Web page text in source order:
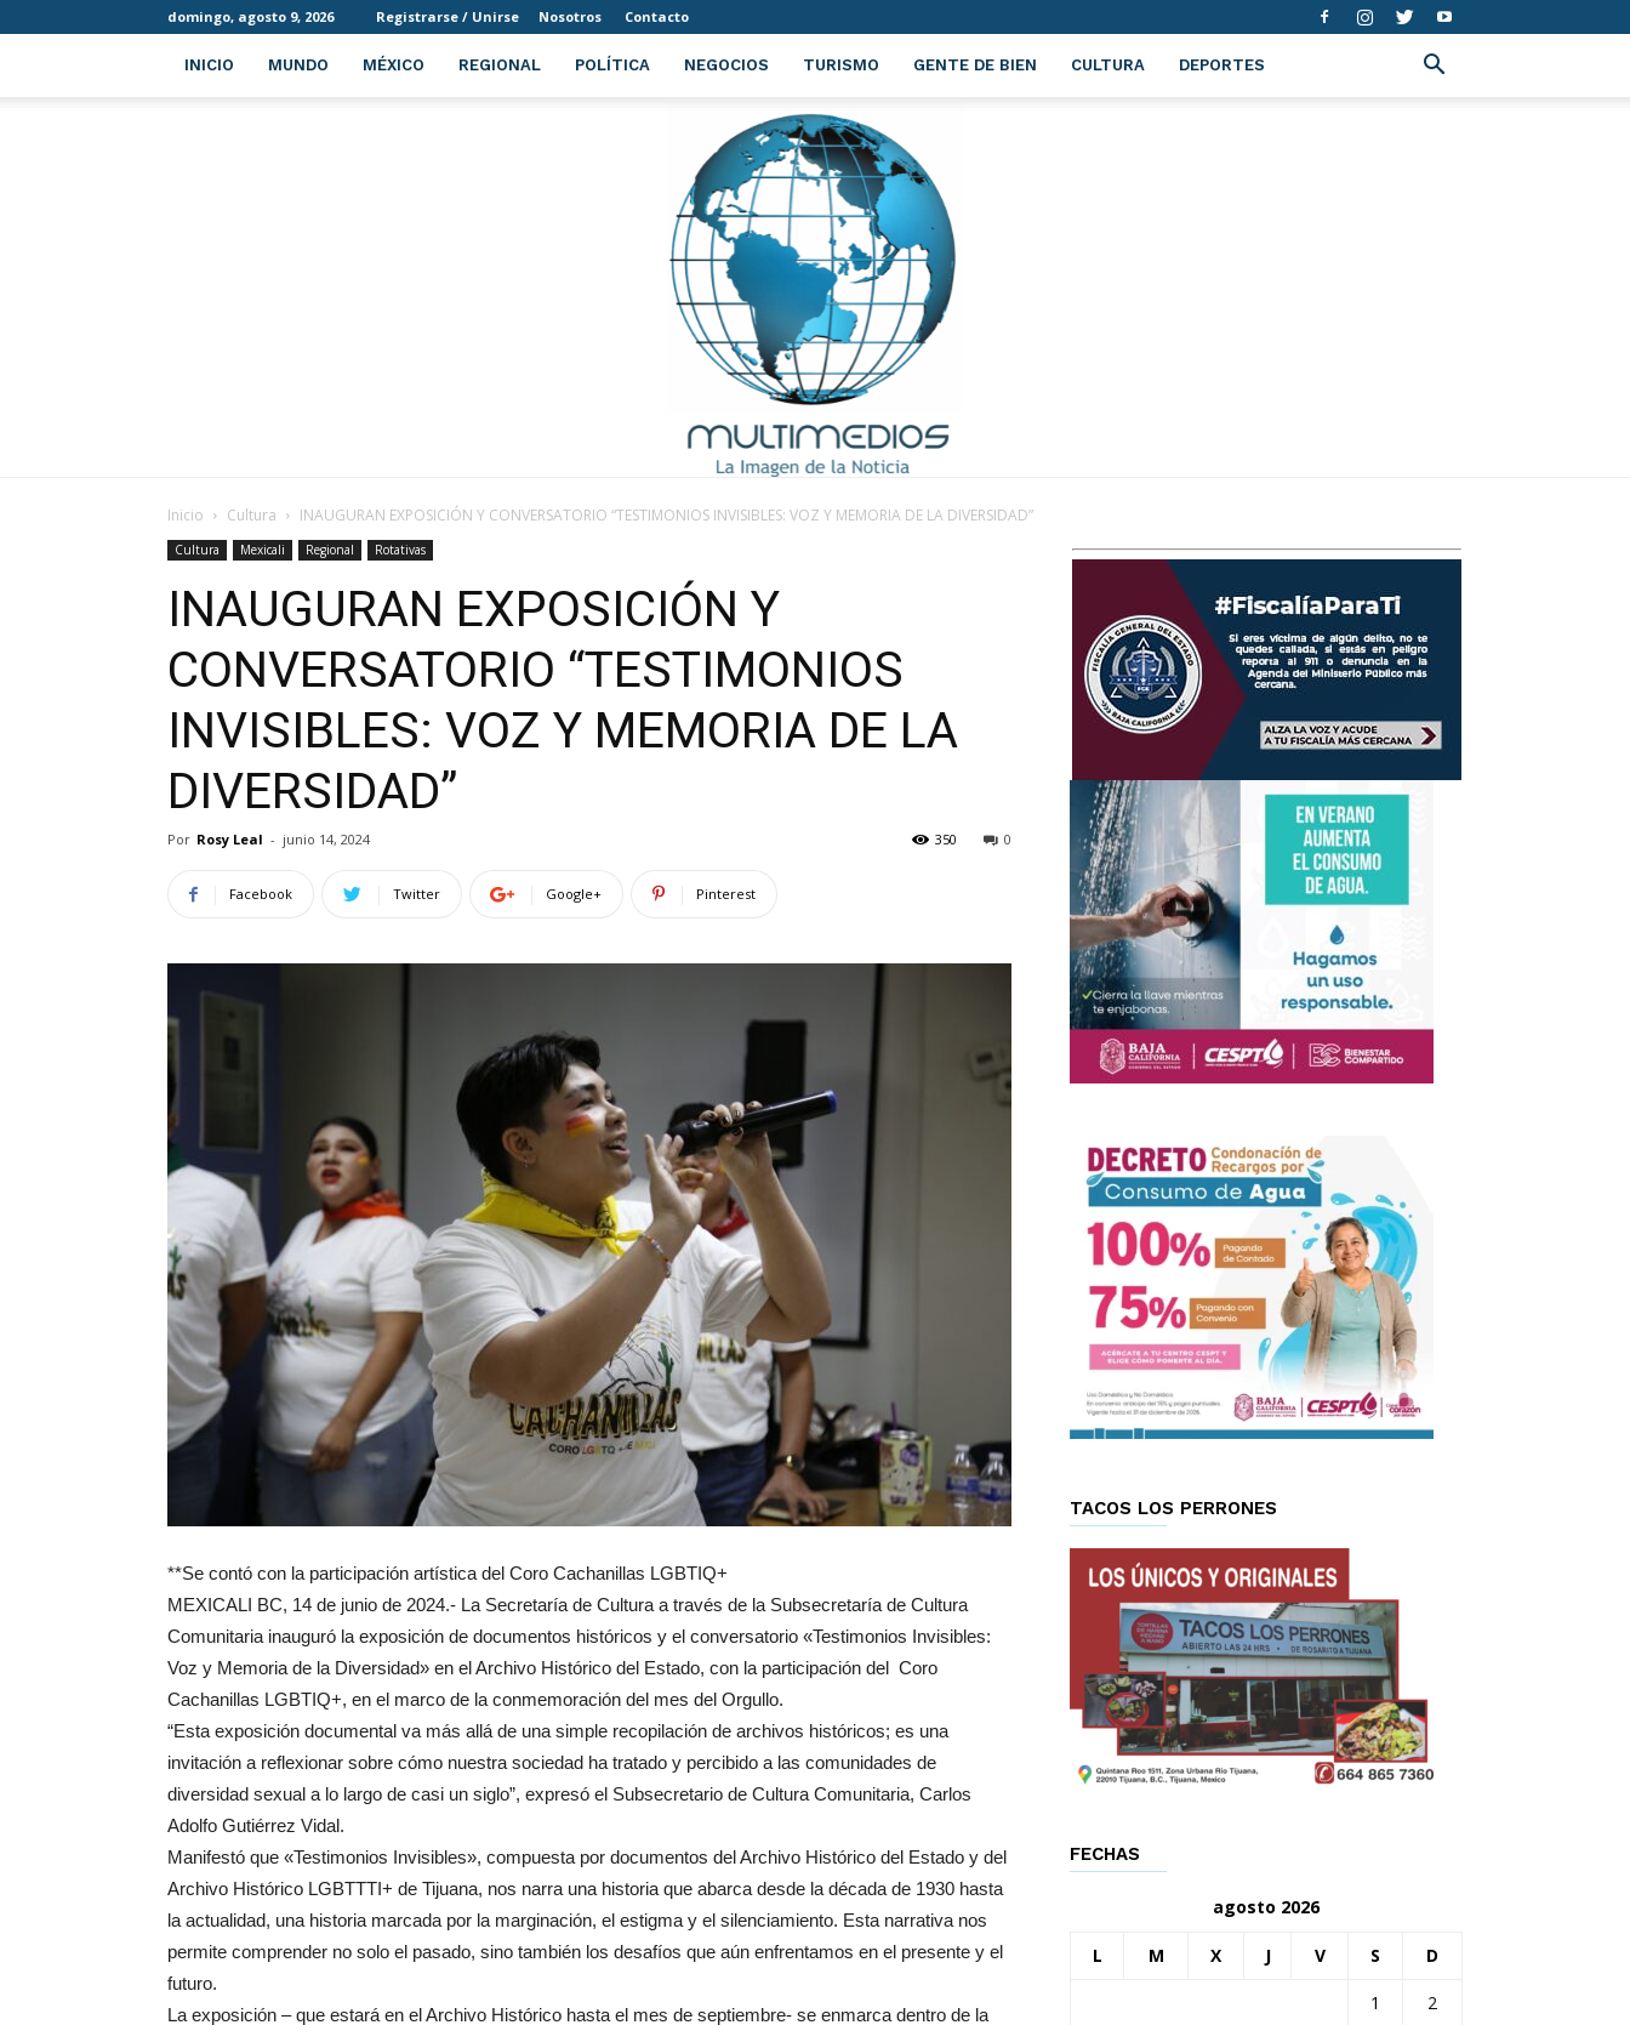
domingo, agosto 9, 2026 Registrarse / Unirse Nosotros Contacto
INICIO MUNDO MÉXICO REGIONAL POLÍTICA NEGOCIOS TURISMO GENTE DE BIEN CULTURA DEPORTES
Inicio Cultura INAUGURAN EXPOSICIÓN Y CONVERSATORIO “TESTIMONIOS INVISIBLES: VOZ Y MEMORIA DE LA DIVERSIDAD”
Cultura Mexicali Regional Rotativas
INAUGURAN EXPOSICIÓN Y
CONVERSATORIO “TESTIMONIOS
INVISIBLES: VOZ Y MEMORIA DE LA
DIVERSIDAD”
Por Rosy Leal - junio 14, 2024 0
350
Facebook Twitter Google+ Pinterest
**Se contó con la participación artística del Coro Cachanillas LGBTIQ+
MEXICALI BC, 14 de junio de 2024.- La Secretaría de Cultura a través de la Subsecretaría de Cultura
Comunitaria inauguró la exposición de documentos históricos y el conversatorio «Testimonios Invisibles:
Voz y Memoria de la Diversidad» en el Archivo Histórico del Estado, con la participación del Coro
Cachanillas LGBTIQ+, en el marco de la conmemoración del mes del Orgullo.
“Esta exposición documental va más allá de una simple recopilación de archivos históricos; es una
invitación a reflexionar sobre cómo nuestra sociedad ha tratado y percibido a las comunidades de
diversidad sexual a lo largo de casi un siglo”, expresó el Subsecretario de Cultura Comunitaria, Carlos
Adolfo Gutiérrez Vidal.
Manifestó que «Testimonios Invisibles», compuesta por documentos del Archivo Histórico del Estado y del
Archivo Histórico LGBTTTI+ de Tijuana, nos narra una historia que abarca desde la década de 1930 hasta
la actualidad, una historia marcada por la marginación, el estigma y el silenciamiento. Esta narrativa nos
permite comprender no solo el pasado, sino también los desafíos que aún enfrentamos en el presente y el
futuro.
La exposición – que estará en el Archivo Histórico hasta el mes de septiembre- se enmarca dentro de la
TACOS LOS PERRONES
FECHAS
agosto 2026
L M X J V S D
1
2